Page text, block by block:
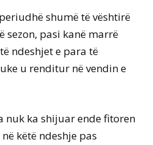
shumë të vështirë
sezon, pasi kanë marrë
ndeshjet e para të
u renditur në vendin e
nuk ka shijuar ende fitoren
këtë ndeshje pas